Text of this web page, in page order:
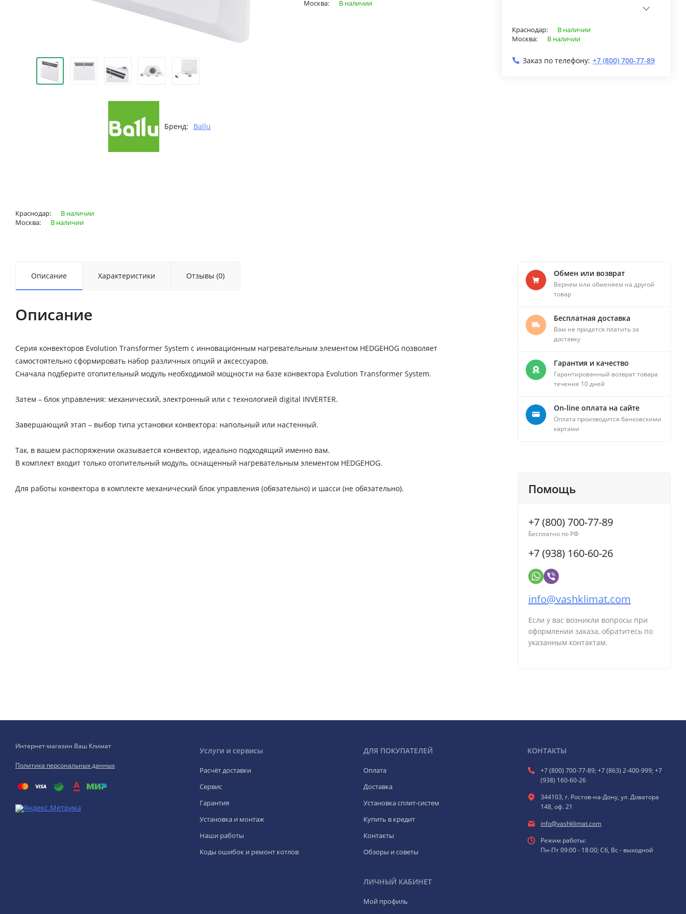
Бренд: Ballu
Москва: В наличии
Краснодар:
В наличии
Москва:
В наличии
Заказ по телефону: +7 (800) 700-77-89
Краснодар:
В наличии
Москва:
В наличии
Описание Характеристики Отзывы (0)
Описание
Серия конвекторов Evolution Transformer System с инновационным нагревательным элементом HEDGEHOG позволяет
самостоятельно сформировать набор различных опций и аксессуаров.
Сначала подберите отопительный модуль необходимой мощности на базе конвектора Evolution Transformer System.
Затем – блок управления: механический, электронный или с технологией digital INVERTER.
Завершающий этап – выбор типа установки конвектора: напольный или настенный.
Так, в вашем распоряжении оказывается конвектор, идеально подходящий именно вам.
В комплект входит только отопительный модуль, оснащенный нагревательным элементом HEDGEHOG.
Для работы конвектора в комплекте механический блок управления (обязательно) и шасси (не обязательно).
Обмен или возврат
Вернем или обменяем на другой
товар
Бесплатная доставка
Вам не придется платить за
доставку
Гарантия и качество
Гарантированный возврат товара
течение 10 дней
On-line оплата на сайте
Оплата производится банковскими
картами
Помощь
+7 (800) 700-77-89
Бесплатно по РФ
+7 (938) 160-60-26
info@vashklimat.com
Если у вас возникли вопросы при
оформлении заказа, обратитесь по
указанным контактам.
Интернет-магазин Ваш Климат
Политика персональных данных
Услуги и сервисы
Расчёт доставки
Сервис
Гарантия
Установка и монтаж
Наши работы
Коды ошибок и ремонт котлов
ДЛЯ ПОКУПАТЕЛЕЙ
Оплата
Доставка
Установка сплит-систем
Купить в кредит
Контакты
Обзоры и советы
ЛИЧНЫЙ КАБИНЕТ
Мой профиль
КОНТАКТЫ
+7 (800) 700-77-89; +7 (863) 2-400-999; +7
(938) 160-60-26
344103, г. Ростов-на-Дону, ул. Доватора
148, оф. 21
info@vashklimat.com
Режим работы:
Пн-Пт 09:00 - 18:00; Сб, Вс - выходной